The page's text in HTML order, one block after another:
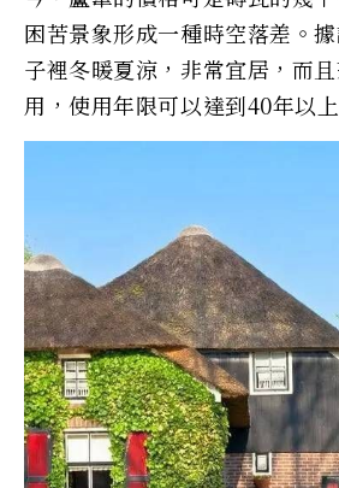
困苦景象形成一種時空落差。
子裡冬暖夏涼，非常宜居，而
用，使用年限可以達到40年以上